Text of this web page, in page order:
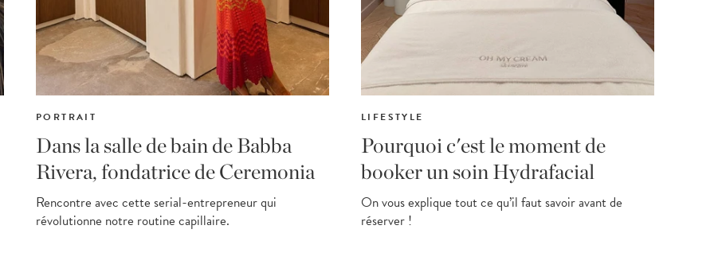
PORTRAIT
Dans la salle de bain de Babba
Rivera, fondatrice de Ceremonia
Rencontre avec cette serial-entrepreneur qui
révolutionne notre routine capillaire.
LIFESTYLE
Pourquoi c'est le moment de
booker un soin Hydrafacial
On vous explique tout ce qu’il faut savoir avant de
réserver !